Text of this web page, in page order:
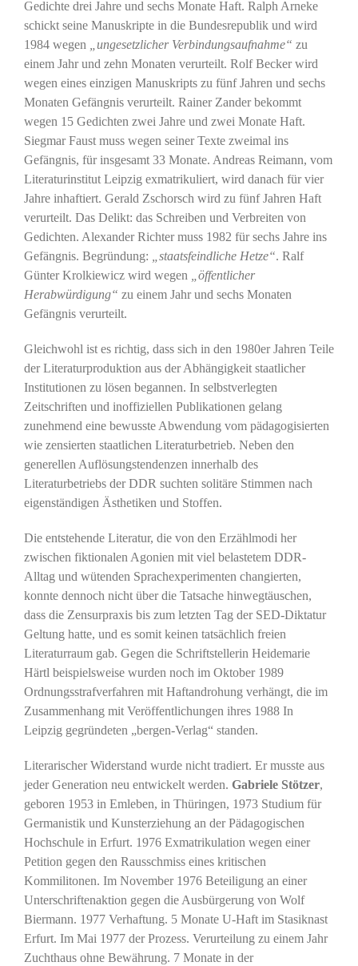
Gedichte drei Jahre und sechs Monate Haft. Ralph Arneke
schickt seine Manuskripte in die Bundesrepublik und wird
1984 wegen
„ungesetzlicher Verbindungsaufnahme“ zu
einem Jahr und zehn Monaten verurteilt. Rolf Becker wird
wegen eines einzigen Manuskripts zu fünf Jahren und sechs
Monaten Gefängnis verurteilt. Rainer Zander bekommt
wegen 15 Gedichten zwei Jahre und zwei Monate Haft.
Siegmar Faust muss wegen seiner Texte zweimal ins
Gefängnis, für insgesamt 33 Monate. Andreas Reimann, vom
Literaturinstitut Leipzig exmatrikuliert, wird danach für vier
Jahre inhaftiert. Gerald Zschorsch wird zu fünf Jahren Haft
verurteilt. Das Delikt: das Schreiben und Verbreiten von
Gedichten. Alexander Richter muss 1982 für sechs Jahre ins
Gefängnis. Begründung:
„staatsfeindliche Hetze“. Ralf
Günter Krolkiewicz wird wegen
„öffentlicher
Herabwürdigung“ zu einem Jahr und sechs Monaten
Gefängnis verurteilt.
Gleichwohl ist es richtig, dass sich in den 1980er Jahren Teile
der Literaturproduktion aus der Abhängigkeit staatlicher
Institutionen zu lösen begannen. In selbstverlegten
Zeitschriften und inoffiziellen Publikationen gelang
zunehmend eine bewusste Abwendung vom pädagogisierten
wie zensierten staatlichen Literaturbetrieb. Neben den
generellen Auflösungstendenzen innerhalb des
Literaturbetriebs der DDR suchten solitäre Stimmen nach
eigenständigen Ästhetiken und Stoffen.
Die entstehende Literatur, die von den Erzählmodi her
zwischen fiktionalen Agonien mit viel belastetem DDR-
Alltag und wütenden Sprachexperimenten changierten,
konnte dennoch nicht über die Tatsache hinwegtäuschen,
dass die Zensurpraxis bis zum letzten Tag der SED-Diktatur
Geltung hatte, und es somit keinen tatsächlich freien
Literaturraum gab. Gegen die Schriftstellerin Heidemarie
Härtl beispielsweise wurden noch im Oktober 1989
Ordnungsstrafverfahren mit Haftandrohung verhängt, die im
Zusammenhang mit Veröffentlichungen ihres 1988 In
Leipzig gegründeten „bergen-Verlag“ standen.
Literarischer Widerstand wurde nicht tradiert. Er musste aus
jeder Generation neu entwickelt werden. Gabriele Stötzer,
geboren 1953 in Emleben, in Thüringen, 1973 Studium für
Germanistik und Kunsterziehung an der Pädagogischen
Hochschule in Erfurt. 1976 Exmatrikulation wegen einer
Petition gegen den Rausschmiss eines kritischen
Kommilitonen. Im November 1976 Beteiligung an einer
Unterschriftenaktion gegen die Ausbürgerung von Wolf
Biermann. 1977 Verhaftung. 5 Monate U-Haft im Stasiknast
Erfurt. Im Mai 1977 der Prozess. Verurteilung zu einem Jahr
Zuchthaus ohne Bewährung. 7 Monate in der